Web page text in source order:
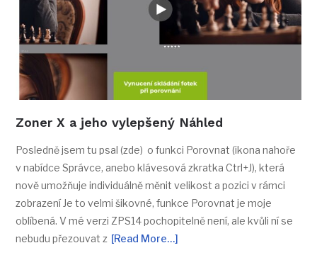
Zoner X a jeho vylepšený Náhled
Posledně jsem tu psal (zde) o funkci Porovnat (ikona nahoře
v nabídce Správce, anebo klávesová zkratka Ctrl+J), která
nově umožňuje individuálně měnit velikost a pozici v rámci
zobrazení Je to velmi šikovné, funkce Porovnat je moje
oblíbená. V mé verzi ZPS14 pochopitelně není, ale kvůli ní se
nebudu přezouvat z [Read More…]